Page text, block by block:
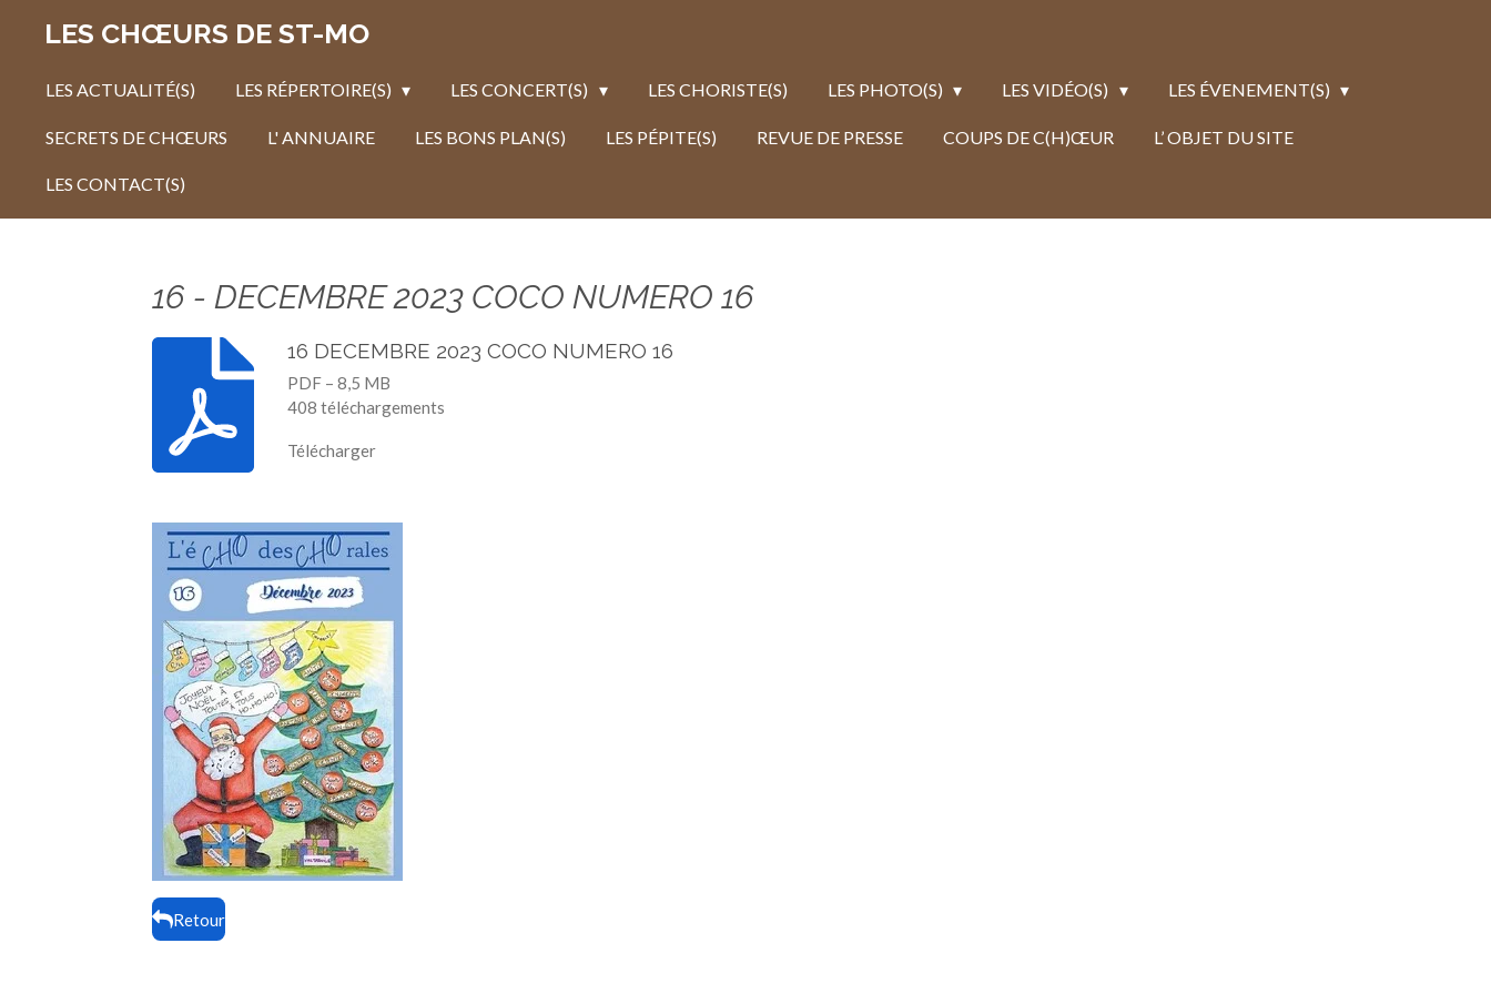
Passer
contenu
LES CHŒURS DE ST-MO
LES ACTUALITÉ(S) LES RÉPERTOIRE(S) LES CONCERT(S) LES CHORISTE(S) LES PHOTO(S) LES VIDÉO(S) LES ÉVENEMENT(S)
SECRETS DE CHŒURS L' ANNUAIRE LES BONS PLAN(S) LES PÉPITE(S) REVUE DE PRESSE COUPS DE C(H)ŒUR L’ OBJET DU SITE
LES CONTACT(S)
16 - DECEMBRE 2023 COCO NUMERO 16
16 DECEMBRE 2023 COCO NUMERO 16
PDF – 8,5 MB
408 téléchargements
Télécharger
Retour